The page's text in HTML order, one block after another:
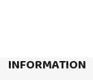
INFORMATION